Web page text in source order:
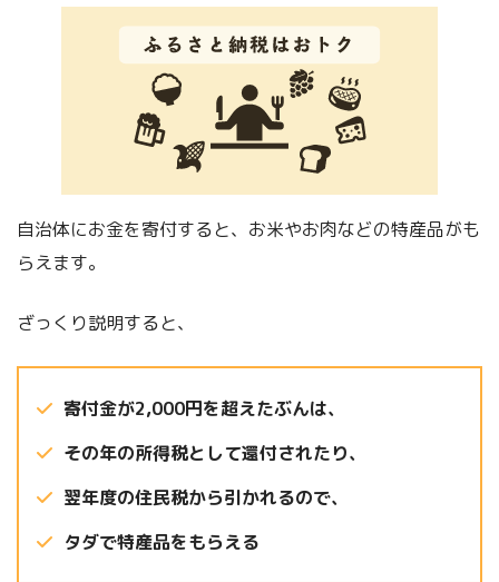
自治体にお金を寄付すると、お米やお肉などの特産品がも
らえます。
ざっくり説明すると、
寄付金が2,000円を超えたぶんは、
その年の所得税として還付されたり、
翌年度の住民税から引かれるので、
タダで特産品をもらえる